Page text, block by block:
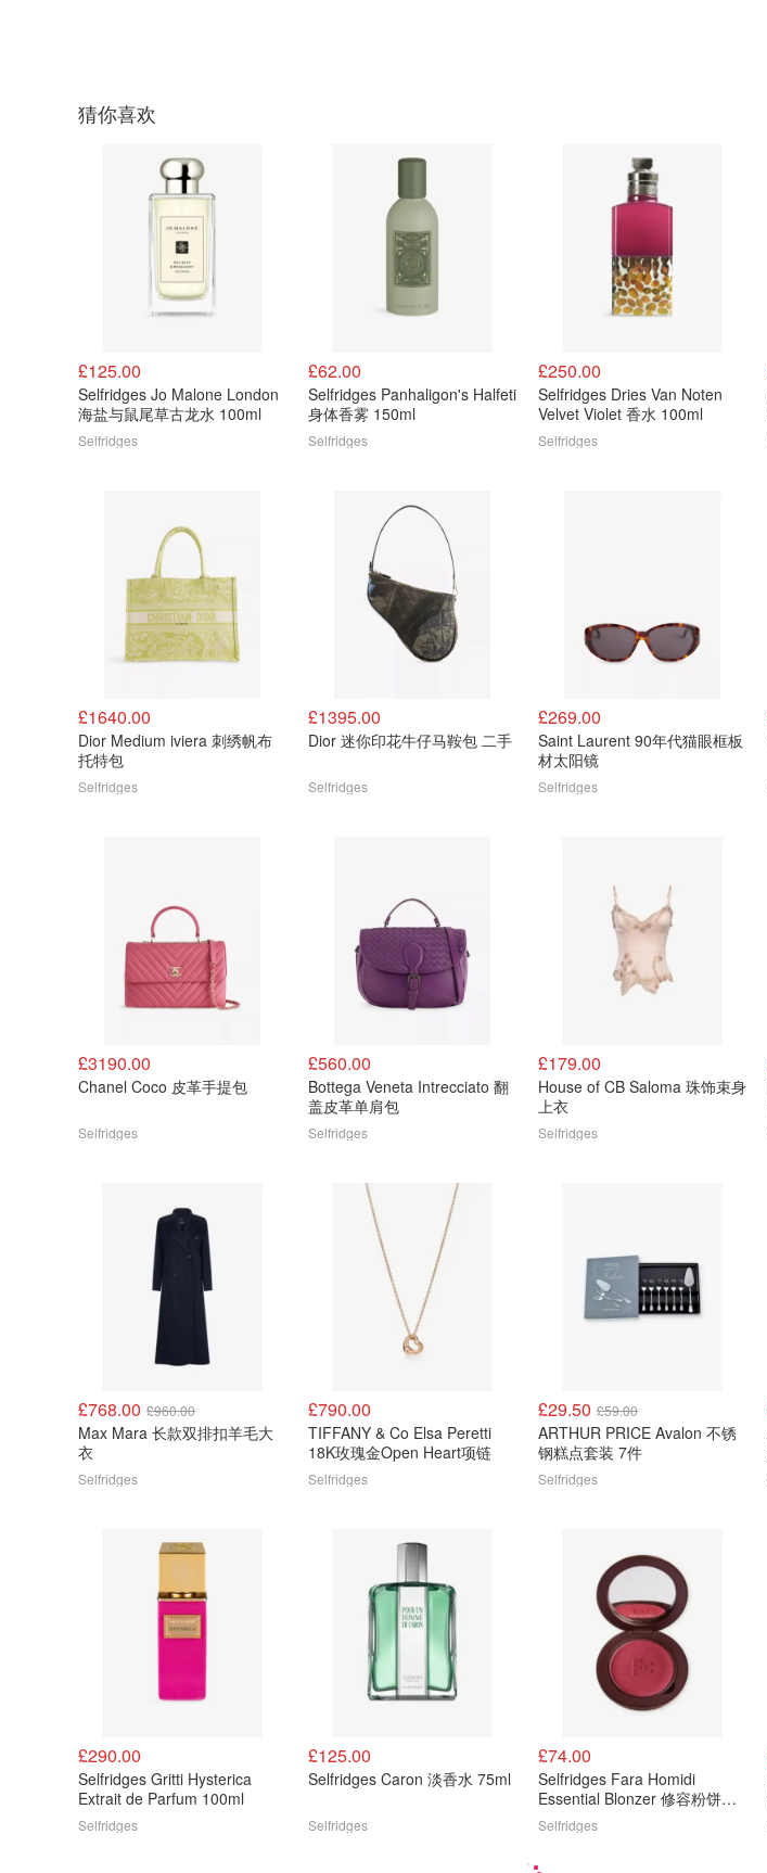
猜你喜欢
£125.00
Selfridges Jo Malone London
海盐与鼠尾草古龙水 100ml
Selfridges
£62.00
Selfridges Panhaligon's Halfeti
身体香雾 150ml
Selfridges
£250.00
Selfridges Dries Van Noten
Velvet Violet 香水 100ml
Selfridges
£1640.00
Dior Medium iviera 刺绣帆布
托特包
Selfridges
£1395.00
Dior 迷你印花牛仔马鞍包 二手
Selfridges
£269.00
Saint Laurent 90年代猫眼框板
材太阳镜
Selfridges
£3190.00
Chanel Coco 皮革手提包
Selfridges
£560.00
Bottega Veneta Intrecciato 翻
盖皮革单肩包
Selfridges
£179.00
House of CB Saloma 珠饰束身
上衣
Selfridges
£768.00 £960.00
Max Mara 长款双排扣羊毛大
衣
Selfridges
£790.00
TIFFANY & Co Elsa Peretti
18K玫瑰金Open Heart项链
Selfridges
£29.50 £59.00
ARTHUR PRICE Avalon 不锈
钢糕点套装 7件
Selfridges
£290.00
Selfridges Gritti Hysterica
Extrait de Parfum 100ml
Selfridges
£125.00
Selfridges Caron 淡香水 75ml
Selfridges
£74.00
Selfridges Fara Homidi
Essential Blonzer 修容粉饼
3.5g
Selfridges